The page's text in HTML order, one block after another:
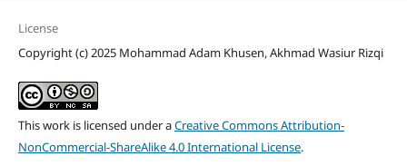
License
Copyright (c) 2025 Mohammad Adam Khusen, Akhmad Wasiur Rizqi
This work is licensed under aCreative Commons Attribution-
NonCommercial-ShareAlike 4.0 International License.